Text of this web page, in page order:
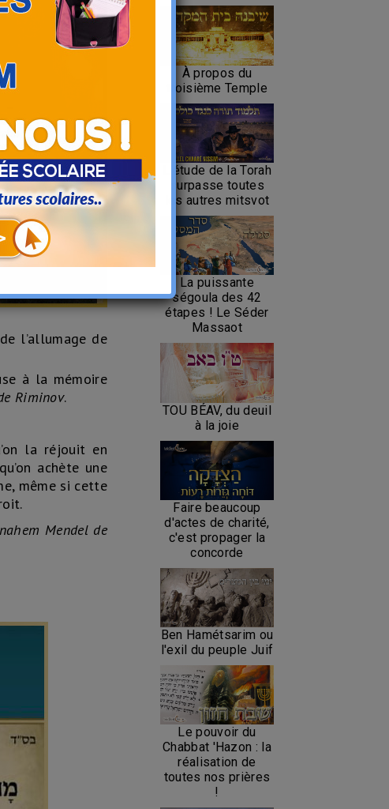
l’allumage de
à la mémoire
Riminov.
la réjouit en
achète une
même si cette
Mendel de
À propos du
troisième Temple
L’étude de la Torah
surpasse toutes
les autres mitsvot
La puissante
ségoula des 42
étapes ! Le Séder
Massaot
TOU BÉAV, du deuil
à la joie
Faire beaucoup
d'actes de charité,
c'est propager la
concorde
Ben Hamétsarim ou
l'exil du peuple Juif
Le pouvoir du
Chabbat 'Hazon : la
réalisation de
toutes nos prières
!